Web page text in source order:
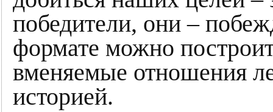
победители, они –
формате можно
вменяемые отношения
историей.